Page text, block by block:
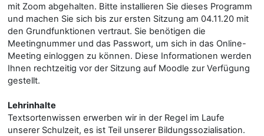
mit Zoom abgehalten. Bitte installieren Sie dieses Programm
und machen Sie sich bis zur ersten Sitzung am 04.11.20 mit
den Grundfunktionen vertraut. Sie benötigen die
Meetingnummer und das Passwort, um sich in das Online-
Meeting einloggen zu können. Diese Informationen werden
Ihnen rechtzeitig vor der Sitzung auf Moodle zur Verfügung
gestellt.
Lehrinhalte
Textsortenwissen erwerben wir in der Regel im Laufe
unserer Schulzeit, es ist Teil unserer Bildungssozialisation.